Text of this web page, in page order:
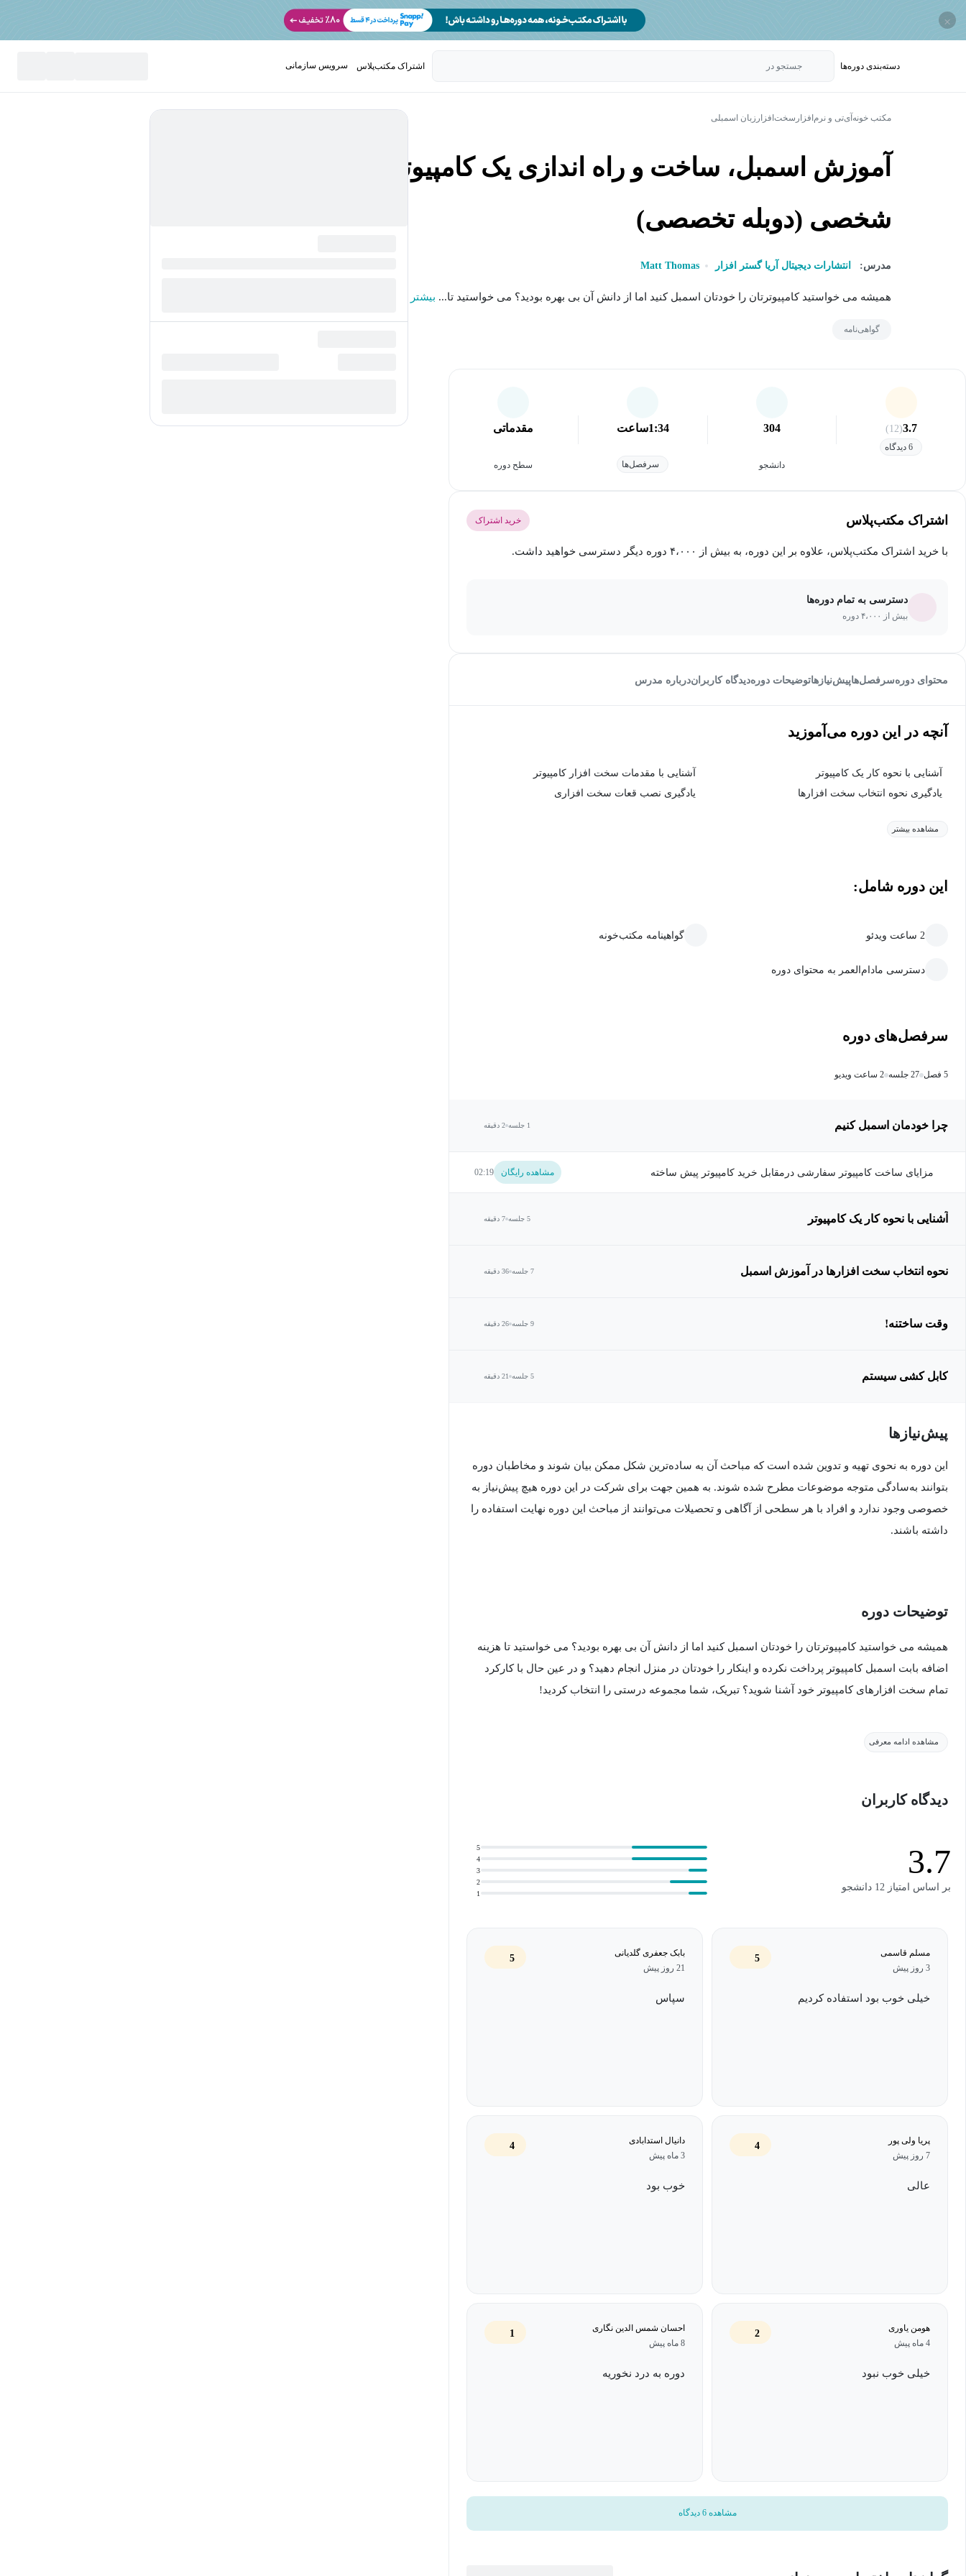
×
دسته‌بندی‌ دوره‌ها جستجو در اشتراک مکتب‌پلاس سرویس سازمانی
مکتب خونه آی‌تی و نرم‌افزار سخت‌افزار زبان اسمبلی
آموزش اسمبل، ساخت و راه اندازی یک کامپیوتر
شخصی (دوبله تخصصی)
مدرس: انتشارات دیجیتال آریا گستر افزار Matt Thomas
همیشه می خواستید کامپیوترتان را خودتان اسمبل کنید اما از دانش آن بی بهره بودید؟ می خواستید تا... بیشتر
گواهی‌نامه
3.7
(12)
6 دیدگاه
304
دانشجو
1:34ساعت
سرفصل‌ها
مقدماتی
سطح دوره
اشتراک مکتب‌پلاس خرید اشتراک
با خرید اشتراک مکتب‌پلاس، علاوه بر این دوره، به بیش از ۴،۰۰۰ دوره دیگر دسترسی خواهید داشت.
دسترسی به تمام دوره‌ها
بیش از ۴،۰۰۰ دوره
محتوای دورهسرفصل‌هاپیش‌نیاز‌هاتوضیحات دورهدیدگاه کاربراندرباره مدرس
آنچه در این دوره می‌آموزید
آشنایی با نحوه کار یک کامپیوتر
آشنایی با مقدمات سخت افزار کامپیوتر
یادگیری نحوه انتخاب سخت افزارها
یادگیری نصب قعات سخت افزاری
مشاهده بیشتر
این دوره شامل:
2 ساعت ویدئو گواهینامه مکتب‌خونه
دسترسی مادام‌العمر به محتوای دوره
سرفصل‌های دوره
5 فصل 27 جلسه 2 ساعت ویدیو
چرا خودمان اسمبل کنیم 1 جلسه 2 دقیقه
مزایای ساخت کامپیوتر سفارشی درمقابل خرید کامپیوتر پیش ساخته مشاهده رایگان 02:19
آشنایی با نحوه کار یک کامپیوتر 5 جلسه 7 دقیقه
نحوه انتخاب سخت افزارها در آموزش اسمبل 7 جلسه 36 دقیقه
وقت ساختنه! 9 جلسه 26 دقیقه
کابل کشی سیستم 5 جلسه 21 دقیقه
پیش‌نیاز‌ها
این دوره به نحوی تهیه و تدوین شده است که مباحث آن به ساده‌ترین شکل ممکن بیان شوند و مخاطبان دوره
بتوانند به‌سادگی متوجه موضوعات مطرح شده شوند. به همین جهت برای شرکت در این دوره هیچ پیش‌نیاز به
خصوصی وجود ندارد و افراد با هر سطحی از آگاهی و تحصیلات می‌توانند از مباحث این دوره نهایت استفاده را
داشته باشند.
توضیحات دوره
همیشه می خواستید کامپیوترتان را خودتان اسمبل کنید اما از دانش آن بی بهره بودید؟ می خواستید تا هزینه
اضافه بابت اسمبل کامپیوتر پرداخت نکرده و اینکار را خودتان در منزل انجام دهید؟ و در عین حال با کارکرد
تمام سخت افزارهای کامپیوتر خود آشنا شوید؟ تبریک، شما مجموعه درستی را انتخاب کردید!
سیم کشی و کابل بندی بین آنها و اجزای دیگر سخت افزاری و به طور کلی اسمبل کامل کامپیوتر را از ابتدا یاد
می گیرید. با ما در این دوره همراه باشید
مشاهده ادامه معرفی
دیدگاه کاربران
3.7
بر اساس امتیاز 12 دانشجو
1
2
3
4
5
مسلم قاسمی
3 روز پیش
5
خیلی خوب بود استفاده کردیم
بابک جعفری گلدیانی
21 روز پیش
5
سپاس
پریا ولی پور
7 روز پیش
4
عالی
دانیال استدابادی
3 ماه پیش
4
خوب بود
هومن یاوری
4 ماه پیش
2
خیلی خوب نبود
احسان شمس الدین نگاری
8 ماه پیش
1
دوره به درد نخوریه
مشاهده 6 دیدگاه